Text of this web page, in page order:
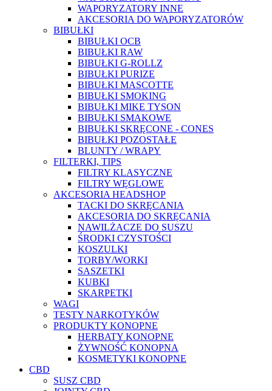
WAPORYZATORY INNE
AKCESORIA DO WAPORYZATORÓW
BIBUŁKI
BIBUŁKI OCB
BIBUŁKI RAW
BIBUŁKI G-ROLLZ
BIBUŁKI PURIZE
BIBUŁKI MASCOTTE
BIBUŁKI SMOKING
BIBUŁKI MIKE TYSON
BIBUŁKI SMAKOWE
BIBUŁKI SKRĘCONE - CONES
BIBUŁKI POZOSTAŁE
BLUNTY / WRAPY
FILTERKI, TIPS
FILTRY KLASYCZNE
FILTRY WĘGLOWE
AKCESORIA HEADSHOP
TACKI DO SKRĘCANIA
AKCESORIA DO SKRĘCANIA
NAWILŻACZE DO SUSZU
ŚRODKI CZYSTOŚCI
KOSZULKI
TORBY/WORKI
SASZETKI
KUBKI
SKARPETKI
WAGI
TESTY NARKOTYKÓW
PRODUKTY KONOPNE
HERBATY KONOPNE
ŻYWNOŚĆ KONOPNA
KOSMETYKI KONOPNE
CBD
SUSZ CBD